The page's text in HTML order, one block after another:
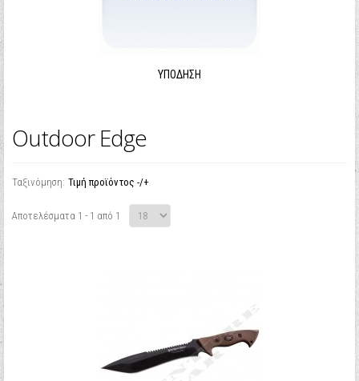
ΥΠΌΔΗΣΗ
Outdoor Edge
Ταξινόμηση: Τιμή προϊόντος -/+
Αποτελέσματα 1 - 1 από 1